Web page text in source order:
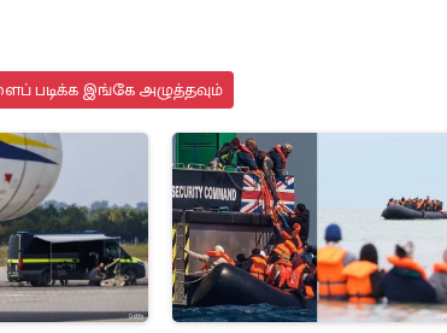
படிக்க இங்கே அழுத்தவும்